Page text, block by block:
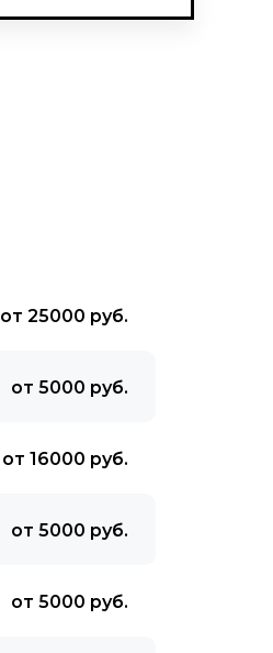
от 25000 руб.
от 5000 руб.
от 16000 руб.
от 5000 руб.
от 5000 руб.